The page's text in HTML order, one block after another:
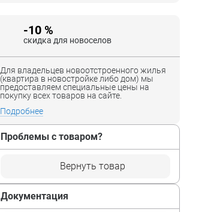
-10 %
скидка для новоселов
Для владельцев новоотстроенного жилья
(квартира в новостройке либо дом) мы
предоставляем специальные цены на
покупку всех товаров на сайте.
Подробнее
Проблемы с товаром?
Вернуть товар
Документация